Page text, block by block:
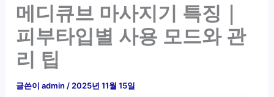
메디큐브 마사지기 특징｜
피부타입별 사용 모드와 관
리 팁
글쓴이admin / 2025년 11월 15일